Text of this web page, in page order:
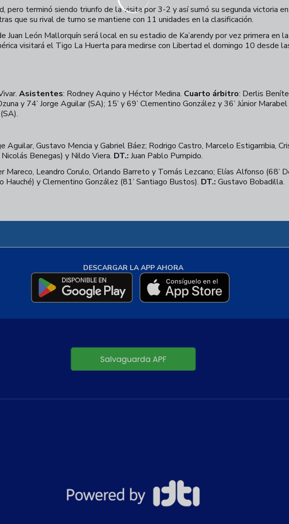
pero terminó siendo triunfo de la visita por 3-2 y así sumó su segunda victoria
que su rival de turno se mantiene con 11 unidades en la clasificación.
Juan León Mallorquín será local en su estadio de Ka’arendy por vez primera en
visitará el Tigo La Huerta para medirse con Libertad el domingo 10 desde
Asistentes: Rodney Aquino y Héctor Medina. Cuarto árbitro: Derlis
y 74’ Jorge Aguilar (SA); 15’ y 69’ Clementino González y 36’ Júnior Marabel
Aguilar, Gustavo Mencia y Gabriel Báez; Rodrigo Castro, Marcelo Estigarribia,
Nicolás Benegas) y Nildo Viera. DT.: Juan Pablo Pumpido.
Mareco, Leandro Corulo, Orlando Barreto y Tomás Lezcano; Elías Alfonso (68’
Hauché) y Clementino González (81’ Santiago Bustos). DT.: Gustavo Bobadilla.
DESCARGAR LA APP AHORA